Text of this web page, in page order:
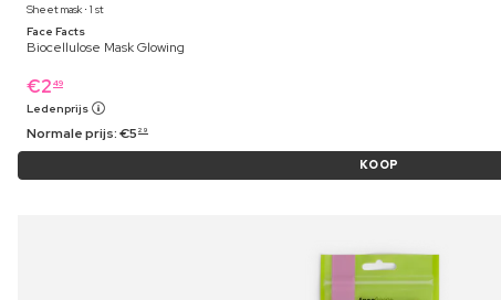
Sheet mask ⋅ 1 st
Face Facts
Biocellulose Mask Glowing
€2 49
Ledenprijs
Normale prijs:€5 29
KOOP